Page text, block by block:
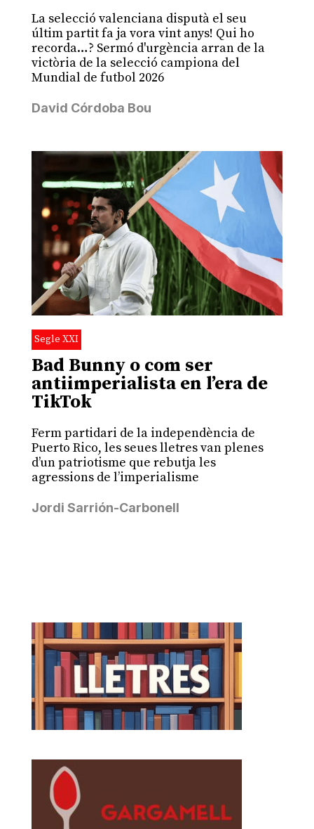
La selecció valenciana disputà el seu
últim partit fa ja vora vint anys! Qui ho
recorda…? Sermó d'urgència arran de la
victòria de la selecció campiona del
Mundial de futbol 2026
David Córdoba Bou
Segle XXI
Bad Bunny o com ser
antiimperialista en l’era de
TikTok
Ferm partidari de la independència de
Puerto Rico, les seues lletres van plenes
d’un patriotisme que rebutja les
agressions de l’imperialisme
Jordi Sarrión-Carbonell